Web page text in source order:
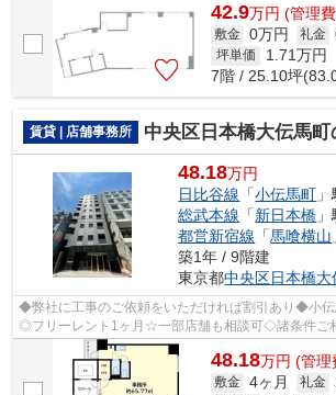
42.9万円 (管理
敷金 0万円 礼金
坪単価 1.71万円
7階 / 25.10坪
賃貸 | 店舗事務所 中央区日本橋大伝馬町の
48.18万円
日比谷線 「小伝馬町
総武本線 「新日本橋
都営新宿線 「馬喰横山
築1年 / 9階建
東京都中央区日本橋
◆弊社に工事のご依頼をいただければ割引あり◆小
◎フリーレント1ヶ月☆一部店舗も相談可◇諸条件ご
に合わせて物件のご提案が可能です◇お気軽にお...
48.18万円 (管理
敷金 4ヶ月 礼金